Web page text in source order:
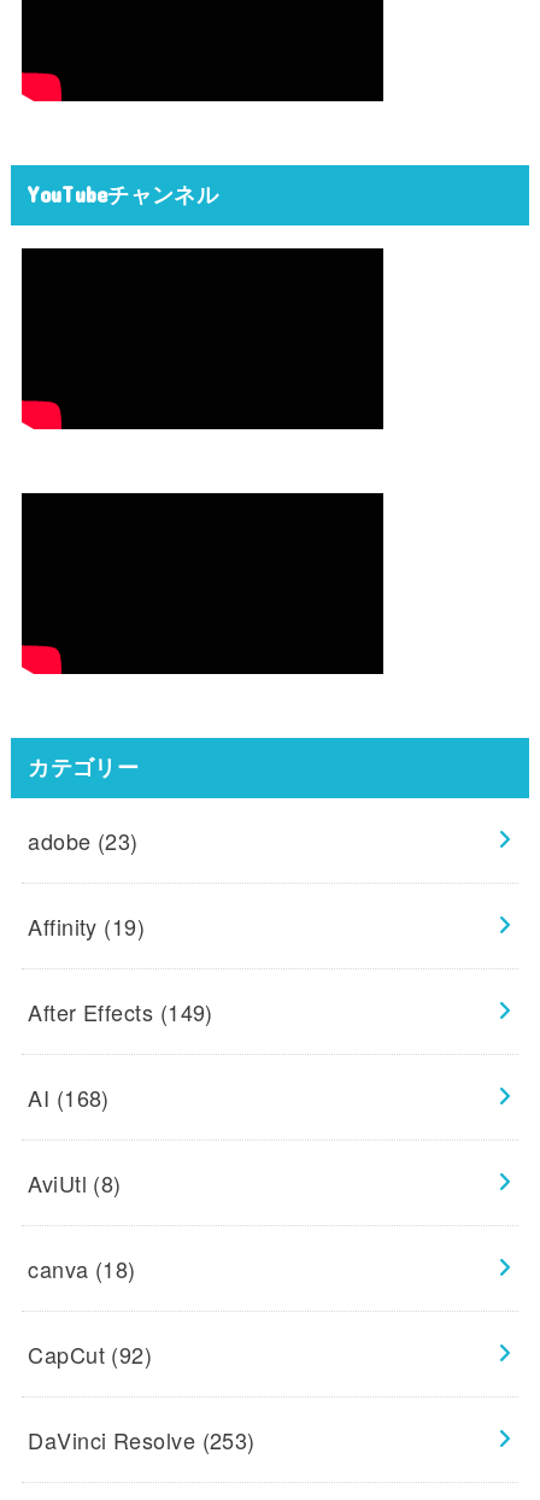
YouTubeチャンネル
カテゴリー
adobe (23)
Affinity (19)
After Effects (149)
AI (168)
AviUtl (8)
canva (18)
CapCut (92)
DaVinci Resolve (253)